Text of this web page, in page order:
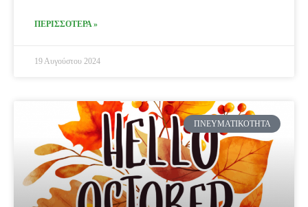
ΠΕΡΙΣΣΟΤΕΡΑ »
19 Αυγούστου 2024
ΠΝΕΥΜΑΤΙΚΌΤΗΤΑ